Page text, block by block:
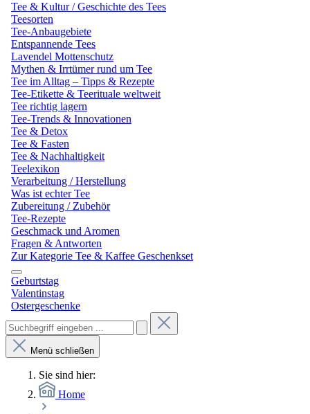
Tee & Kultur / Geschichte des Tees
Teesorten
Tee-Anbaugebiete
Entspannende Tees
Lavendel Mottenschutz
Mythen & Irrtümer rund um Tee
Tee im Alltag – Tipps & Rezepte
Tee-Etikette & Teerituale weltweit
Tee richtig lagern
Tee-Trends & Innovationen
Tee & Detox
Tee & Fasten
Tee & Nachhaltigkeit
Teelexikon
Verarbeitung / Herstellung
Was ist echter Tee
Zubereitung / Zubehör
Tee-Rezepte
Geschmack und Aromen
Fragen & Antworten
Zur Kategorie Tee & Kaffee Geschenkset
Geburtstag
Valentinstag
Ostergeschenke
Menü schließen
Sie sind hier:
Home